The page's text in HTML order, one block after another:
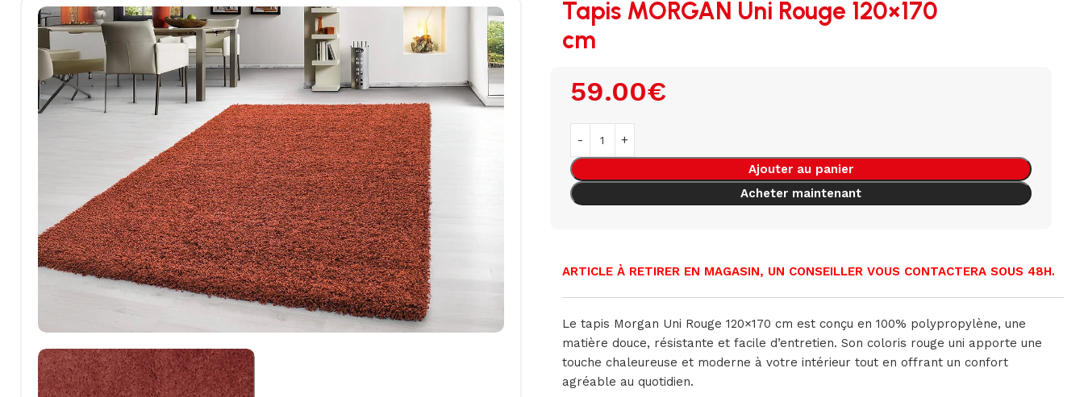
Tapis MORGAN Uni Rouge 120×170
cm
59.00€
Ajouter au panier
Acheter maintenant
ARTICLE À RETIRER EN MAGASIN, UN CONSEILLER VOUS CONTACTERA SOUS 48H.
Le tapis Morgan Uni Rouge 120×170 cm est conçu en 100% polypropylène, une
matière douce, résistante et facile d’entretien. Son coloris rouge uni apporte une
touche chaleureuse et moderne à votre intérieur tout en offrant un confort
agréable au quotidien.